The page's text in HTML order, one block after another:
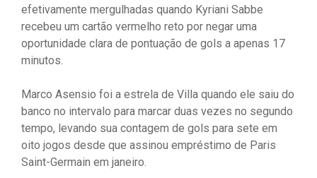
efetivamente mergulhadas quando Kyriani Sabbe
recebeu um cartão vermelho reto por negar uma
oportunidade clara de pontuação de gols a apenas 17
minutos.
Marco Asensio foi a estrela de Villa quando ele saiu do
banco no intervalo para marcar duas vezes no segundo
tempo, levando sua contagem de gols para sete em
oito jogos desde que assinou empréstimo de Paris
Saint-Germain em janeiro.